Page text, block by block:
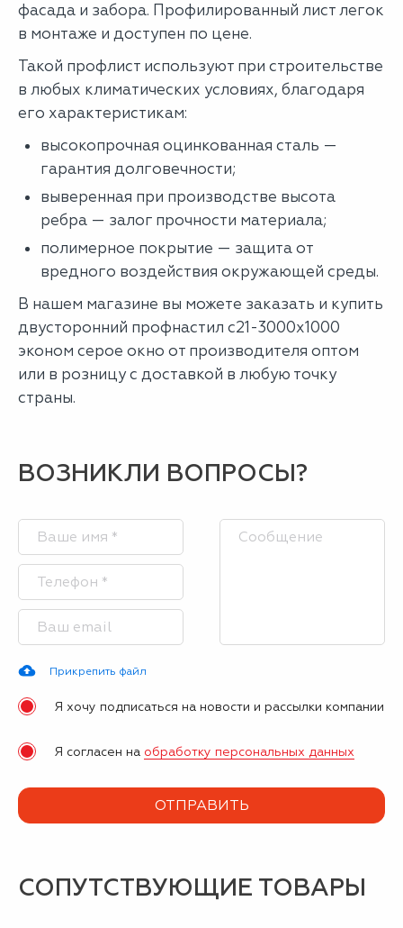
фасада и забора. Профилированный лист легок
в монтаже и доступен по цене.
Такой профлист используют при строительстве
в любых климатических условиях, благодаря
его характеристикам:
высокопрочная оцинкованная сталь —
гарантия долговечности;
выверенная при производстве высота
ребра — залог прочности материала;
полимерное покрытие — защита от
вредного воздействия окружающей среды.
В нашем магазине вы можете заказать и купить
двусторонний профнастил с21-3000х1000
эконом серое окно от производителя оптом
или в розницу с доставкой в любую точку
страны.
ВОЗНИКЛИ ВОПРОСЫ?
Прикрепить файл
Я хочу подписаться на новости и рассылки компании
Я согласен на обработку персональных данных
СОПУТСТВУЮЩИЕ ТОВАРЫ